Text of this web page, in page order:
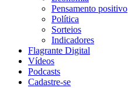
Pensamento positivo
Política
Sorteios
Indicadores
Flagrante Digital
Vídeos
Podcasts
Cadastre-se